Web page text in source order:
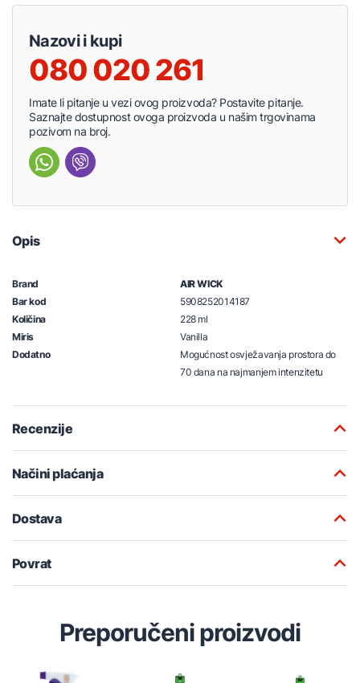
Nazovi i kupi
080 020 261
Imate li pitanje u vezi ovog proizvoda? Postavite pitanje.
Saznajte dostupnost ovoga proizvoda u našim trgovinama
pozivom na broj.
Opis
Brand
AIR WICK
Bar kod
5908252014187
Količina
228 ml
Miris
Vanilla
Dodatno
Mogućnost osvježavanja prostora do
70 dana na najmanjem intenzitetu
Recenzije
Načini plaćanja
Dostava
Povrat
Preporučeni proizvodi